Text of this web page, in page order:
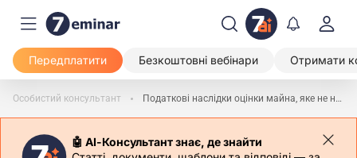
Передплатити Безкоштовні вебінари Отримати
Особистий консультант Податкові наслідки оцінки майна, яке не належить компанії
🤖 АІ-Консультант знає, де знайти